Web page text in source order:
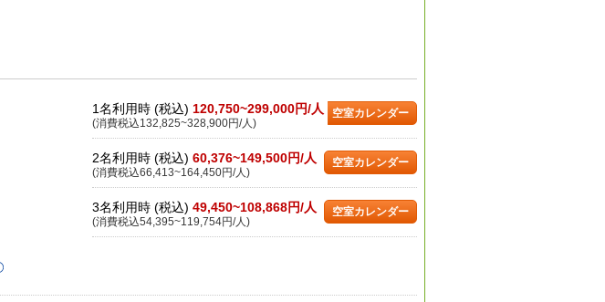
1名利用時 (税込) 120,750~299,000円/人
(消費税込132,825~328,900円/人)
空室カレンダー
2名利用時 (税込) 60,376~149,500円/人
(消費税込66,413~164,450円/人)
空室カレンダー
3名利用時 (税込) 49,450~108,868円/人
(消費税込54,395~119,754円/人)
空室カレンダー